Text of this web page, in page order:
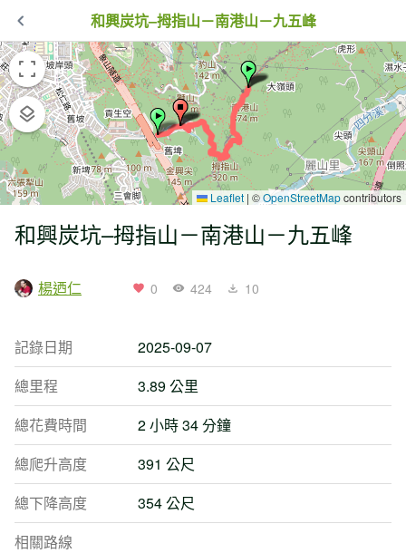
和興炭坑–拇指山－南港山－九五峰
Leaflet | ©OpenStreetMapcontributors
和興炭坑–拇指山－南港山－九五峰
楊迺仁 0 424 10
記錄日期
2025-09-07
總里程
3.89 公里
總花費時間
2 小時 34 分鐘
總爬升高度
391 公尺
總下降高度
354 公尺
相關路線